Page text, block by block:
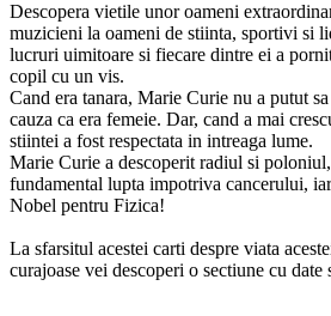
Descopera vietile unor oameni
muzicieni la oameni de stiinta, sportivi si
lucruri uimitoare si fiecare dintre ei a
copil cu un vis.
Cand era tanara, Marie Curie nu a putut
cauza ca era femeie. Dar, cand a mai
stiintei a fost respectata in intreaga lume.
Marie Curie a descoperit radiul si
fundamental lupta impotriva cancerului,
Nobel pentru Fizica!
La sfarsitul acestei carti despre viata
curajoase vei descoperi o sectiune cu